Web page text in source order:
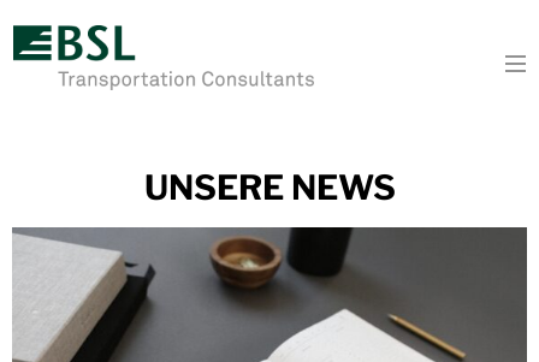
UNSERE NEWS